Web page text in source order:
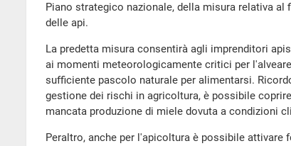
Piano strategico nazionale, della misura relativa
delle api.
La predetta misura consentirà agli imprenditori
ai momenti meteorologicamente critici per
sufficiente pascolo naturale per alimentarsi.
gestione dei rischi in agricoltura, è possibile
mancata produzione di miele dovuta a condizioni
Peraltro, anche per l'apicoltura è possibile attivare